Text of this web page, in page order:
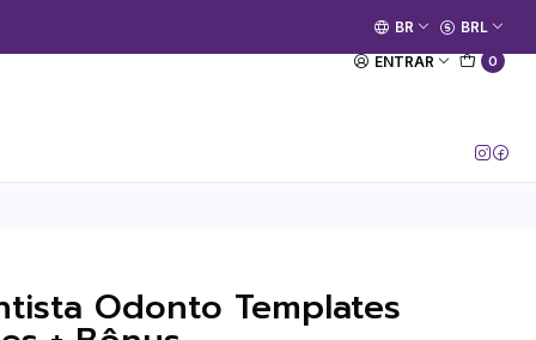
ENTRAR 0
[Entrar no Canal]
BR BRL
Odonto Templates